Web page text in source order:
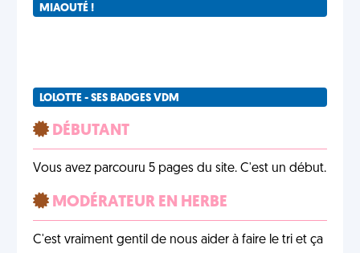
MIAOUTÉ !
LOLOTTE - SES BADGES VDM
DÉBUTANT
Vous avez parcouru 5 pages du site. C'est un début.
MODÉRATEUR EN HERBE
C'est vraiment gentil de nous aider à faire le tri et ça